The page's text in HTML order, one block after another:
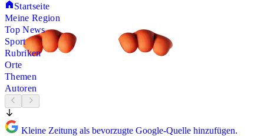
Startseite
Meine Region
Top News
Sport
Rubriken
Orte
Themen
Autoren
Kleine Zeitung als bevorzugte Google-Quelle hinzufügen.